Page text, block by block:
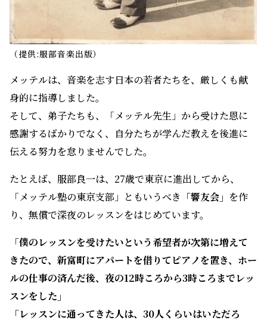
（提供:服部音楽出版）
メッテルは、音楽を志す日本の若者たちを、厳しくも献
身的に指導しました。
そして、弟子たちも、「メッテル先生」から受けた恩に
感謝するばかりでなく、自分たちが学んだ教えを後進に
伝える努力を怠りませんでした。
たとえば、服部良一は、27歳で東京に進出してから、
「メッテル塾の東京支部」ともいうべき 「響友会」 を作
り、無償で深夜のレッスンをはじめています。
「僕のレッスンを受けたいという希望者が次第に増えて
きたので、新富町にアパートを借りてピアノを置き、ホー
ルの仕事の済んだ後、夜の12時ころから3時ころまでレッ
スンをした」
「レッスンに通ってきた人は、30人くらいはいただろ